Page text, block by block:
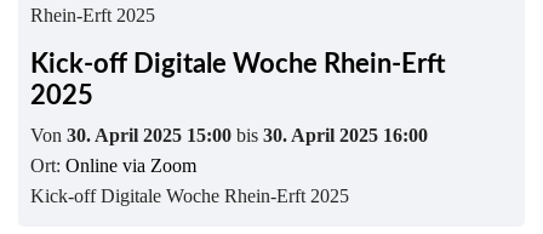
Kick-off Digitale Woche Rhein-Erft
2025
Von 30. April 2025 15:00 bis 30. April 2025 16:00
Ort: Online via Zoom
Kick-off Digitale Woche Rhein-Erft 2025